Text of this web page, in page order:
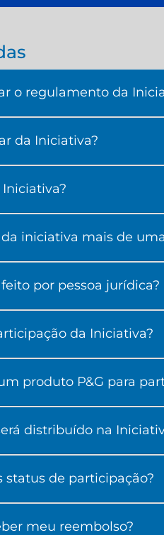
o regulamento da
da Iniciativa?
iniciativa mais de
por pessoa jurídica?
da Iniciativa?
produto P&G para
distribuído na
status de participação?
meu reembolso?